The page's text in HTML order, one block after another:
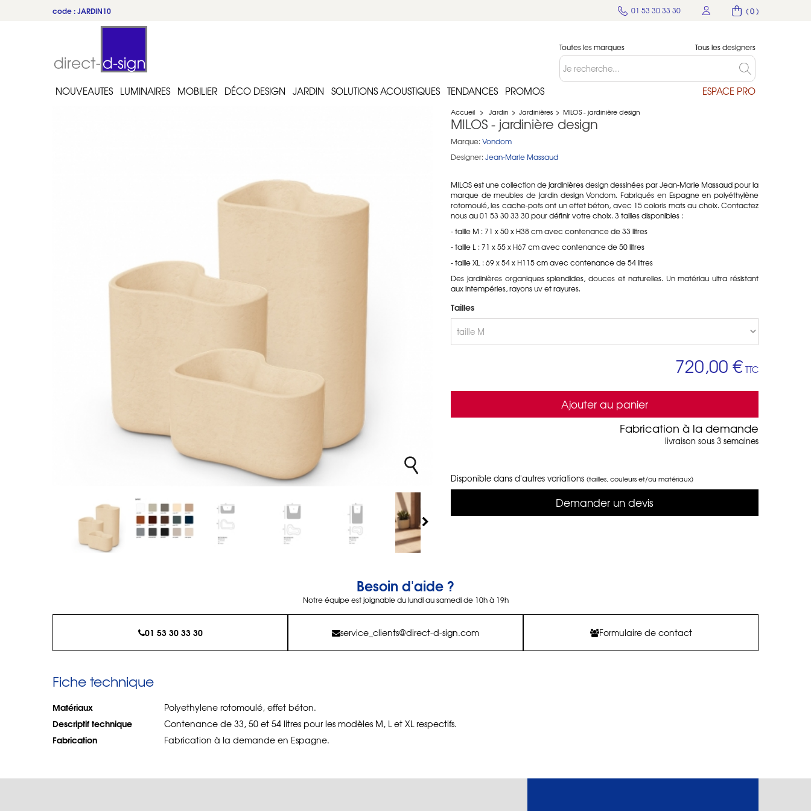
( 0 )
01 53 30 33 30
code : JARDIN10
Toutes les marques Tous les designers
NOUVEAUTES LUMINAIRES MOBILIER DÉCO DESIGN JARDIN SOLUTIONS ACOUSTIQUES TENDANCES PROMOS ESPACE PRO
Accueil > Jardin > Jardinières > MILOS - jardinière design
MILOS - jardinière design
Marque: Vondom
Designer: Jean-Marie Massaud
MILOS est une collection de jardinières design dessinées par Jean-Marie Massaud pour la
marque de meubles de jardin design Vondom. Fabriqués en Espagne en polyéthylène
rotomoulé, les cache-pots ont un effet béton, avec 15 coloris mats au choix. Contactez
nous au 01 53 30 33 30 pour définir votre choix. 3 tailles disponibles :
- taille M : 71 x 50 x H38 cm avec contenance de 33 litres
- taille L : 71 x 55 x H67 cm avec contenance de 50 litres
- taille XL : 69 x 54 x H115 cm avec contenance de 54 litres
Des jardinières organiques splendides, douces et naturelles. Un matériau ultra résistant
aux intempéries, rayons uv et rayures.
Tailles
720,00 € TTC
Ajouter au panier
Fabrication à la demande
livraison sous 3 semaines
Disponible dans d'autres variations (tailles, couleurs et/ou matériaux)
Demander un devis
Besoin d'aide ?
Notre équipe est joignable du lundi au samedi de 10h à 19h
01 53 30 33 30 service_clients@direct-d-sign.com Formulaire de contact
Fiche technique
Matériaux Polyethylene rotomoulé, effet béton.
Descriptif technique Contenance de 33, 50 et 54 litres pour les modèles M, L et XL respectifs.
Fabrication Fabrication à la demande en Espagne.